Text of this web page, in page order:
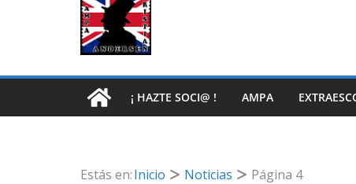
¡ HAZTE SOCI@ ! AMPA
Estás en:Inicio Noticias Página 4